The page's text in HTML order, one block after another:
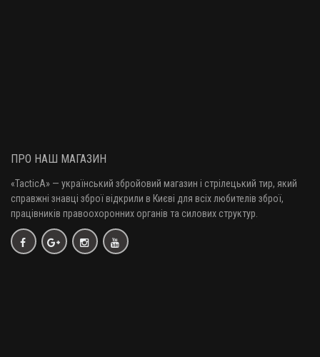
ПРО НАШ МАГАЗИН
«TacticA» — український збройовий магазин і стрілецький тир, який
справжні знавці зброї відкрили в Києві для всіх любителів зброї,
працівників правоохоронних органів та силових структур.